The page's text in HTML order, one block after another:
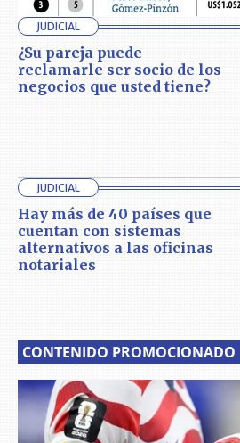
JUDICIAL
¿Su pareja puede
reclamarle ser socio de los
negocios que usted tiene?
JUDICIAL
Hay más de 40 países que
cuentan con sistemas
alternativos a las oficinas
notariales